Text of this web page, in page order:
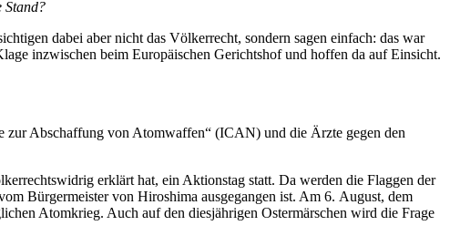
Stand?
dabei aber nicht das Völkerrecht, sondern sagen einfach: das war
inzwischen beim Europäischen Gerichtshof und hoffen da auf Einsicht.
zur Abschaffung von Atomwaffen“ (ICAN) und die Ärzte gegen den
erklärt hat, ein Aktionstag statt. Da werden die Flaggen der
Bürgermeister von Hiroshima ausgegangen ist. Am 6. August, dem
Atomkrieg. Auch auf den diesjährigen Ostermärschen wird die Frage